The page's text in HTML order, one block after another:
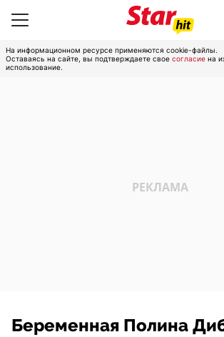
На информационном ресурсе применяются cookie-файлы.
Оставаясь на сайте, вы подтверждаете свое согласие на
использование.
Беременная Полина